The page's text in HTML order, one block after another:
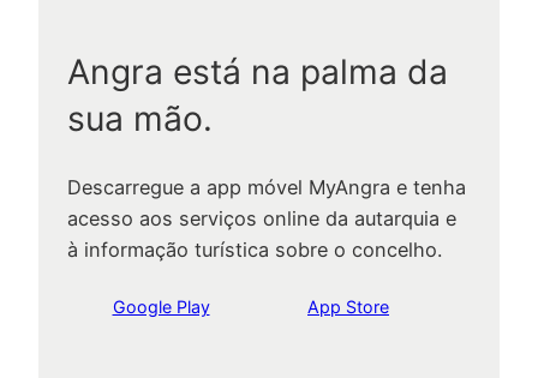
Angra está na palma da
sua mão.
Descarregue a app móvel MyAngra e tenha
acesso aos serviços online da autarquia e
à informação turística sobre o concelho.
Google Play App Store